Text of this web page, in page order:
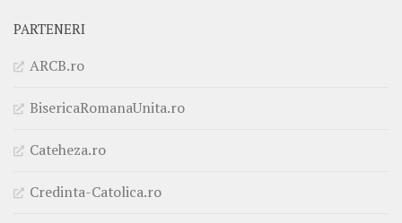
PARTENERI
ARCB.ro
BisericaRomanaUnita.ro
Cateheza.ro
Credinta-Catolica.ro